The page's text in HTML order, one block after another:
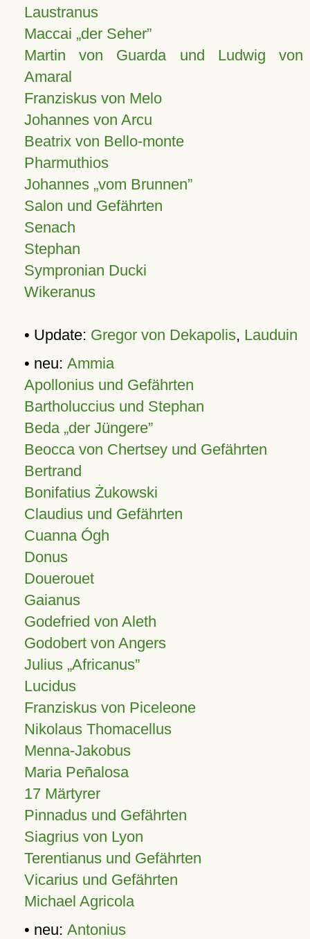
Laustranus
Maccai „der Seher”
Martin von Guarda und Ludwig von
Amaral
Franziskus von Melo
Johannes von Arcu
Beatrix von Bello-monte
Pharmuthios
Johannes vom Brunnen
Salon und Gefährten
Senach
Stephan
Sympronian Ducki
Wikeranus
• Update: Gregor von Dekapolis, Lauduin
• neu: Ammia
Apollonius und Gefährten
Bartholuccius und Stephan
Beda „der Jüngere”
Beocca von Chertsey und Gefährten
Bertrand
Bonifatius Żukowski
Claudius und Gefährten
Cuanna Ógh
Donus
Douerouet
Gaianus
Godefried von Aleth
Godobert von Angers
Julius Africanus
Lucidus
Franziskus von Piceleone
Nikolaus Thomacellus
Menna-Jakobus
Maria Peñalosa
17 Märtyrer
Pinnadus und Gefährten
Siagrius von Lyon
Terentianus und Gefährten
Vicarius und Gefährten
Michael Agricola
• neu: Antonius